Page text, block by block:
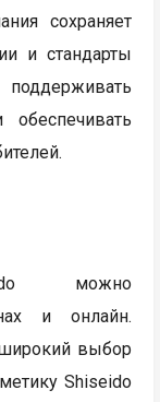
сохраняет
и стандарты
можно
и онлайн.
выбор
Shiseido